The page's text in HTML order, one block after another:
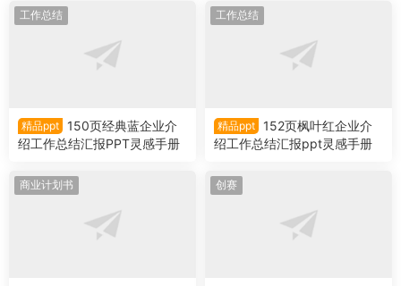
工作总结
精品ppt
150页经典蓝企业介
绍工作总结汇报PPT灵感手册
工作总结
精品ppt
152页枫叶红企业介
绍工作总结汇报ppt灵感手册
商业计划书 创赛